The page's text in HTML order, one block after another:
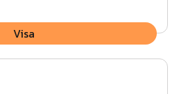
Visa